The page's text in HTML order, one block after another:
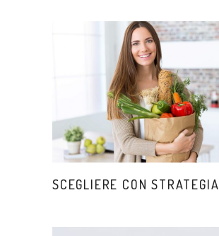
SCEGLIERE CON STRATEGIA